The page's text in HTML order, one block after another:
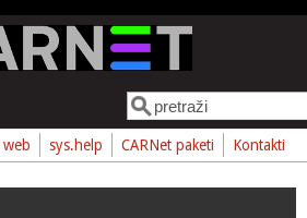
Obrazac pretrage
Pretraga
web sys.help CARNet paketi Kontakti